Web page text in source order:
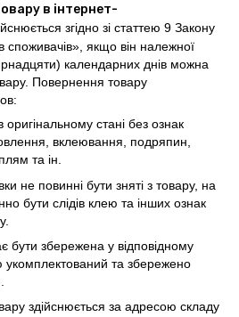
в інтернет-
згідно зі статтею 9 Закону
споживачів», якщо він належної
календарних днів можна
Повернення товару
стані без ознак
вклеювання, подряпин,
та ін.
не повинні бути зняті з товару, на
бути слідів клею та інших ознак
бути збережена у відповідному
укомплектований та збережено
здійснюється за адресою складу